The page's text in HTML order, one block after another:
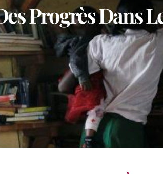
Progrès Dans